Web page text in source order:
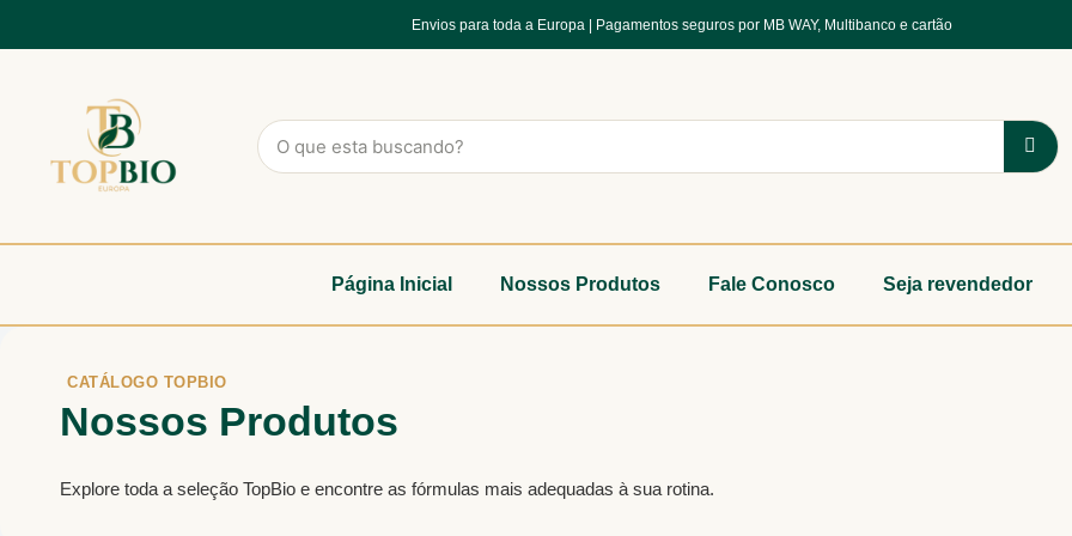
Envios para toda a Europa | Pagamentos seguros por MB WAY, Multibanco e cartão
Página Inicial Nossos Produtos Fale Conosco Seja revendedor
CATÁLOGO TOPBIO
Nossos Produtos
Explore toda a seleção TopBio e encontre as fórmulas mais adequadas à sua rotina.